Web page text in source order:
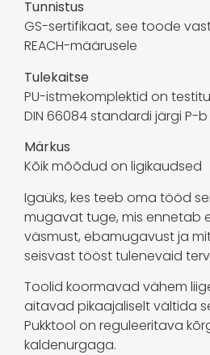
Tunnistus
GS-sertifikaat, see toode
REACH-määrusele
Tulekaitse
PU-istmekomplektid on
DIN 66084 standardi järgi P-b
Märkus
Kõik mõõdud on ligikaudsed
Igaüks, kes teeb oma tööd
mugavat tuge, mis ennetab
väsmust, ebamugavust ja
seisvast tööst tulenevaid
Toolid koormavad vähem
aitavad pikaajaliselt vältida
Pukktool on reguleeritava
kaldenurgaga.